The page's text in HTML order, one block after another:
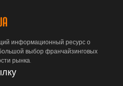
информационный ресурс о
выбор франчайзинговых
рынка.